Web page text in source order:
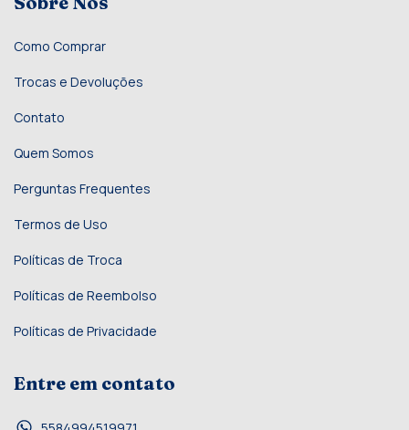
Como Comprar
Trocas e Devoluções
Contato
Quem Somos
Perguntas Frequentes
Termos de Uso
Políticas de Troca
Políticas de Reembolso
Políticas de Privacidade
Entre em contato